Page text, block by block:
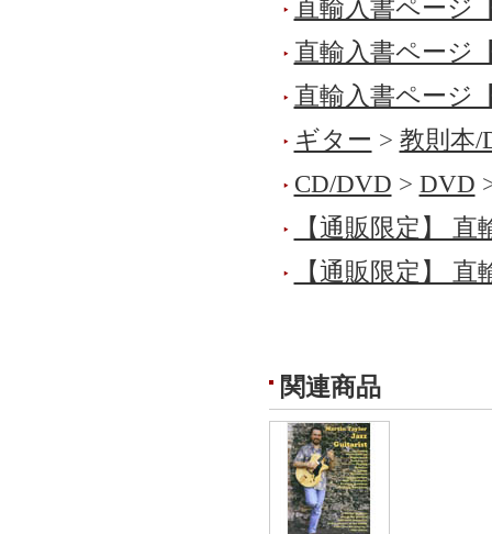
直輸入書ページ
直輸入書ページ
直輸入書ページ
ギター > 教則本/
CD/DVD > DVD
【通販限定】 直
【通販限定】 直
関連商品